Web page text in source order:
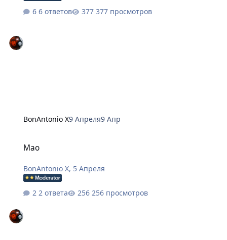
6 ответов 377 просмотров
BonAntonio X9 Апреля9 Апр
Mao
BonAntonio X, 5 Апреля
2 ответа 256 просмотров